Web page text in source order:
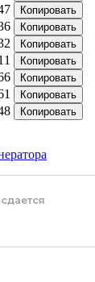
Копировать
Копировать
Копировать
Копировать
Копировать
Копировать
Копировать